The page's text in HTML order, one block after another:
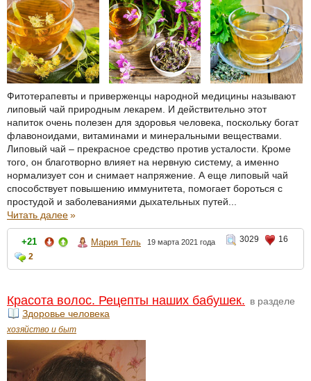
Фитотерапевты и приверженцы народной медицины называют
липовый чай природным лекарем. И действительно этот
напиток очень полезен для здоровья человека, поскольку богат
флавоноидами, витаминами и минеральными веществами.
Липовый чай – прекрасное средство против усталости. Кроме
того, он благотворно влияет на нервную систему, а именно
нормализует сон и снимает напряжение. А еще липовый чай
способствует повышению иммунитета, помогает бороться с
простудой и заболеваниями дыхательных путей...
Читать далее»
+21 Мария Тель 19 марта 2021 года 3029
16
2
Красота волос. Рецепты наших бабушек. в разделе
Здоровье человека
хозяйство и быт